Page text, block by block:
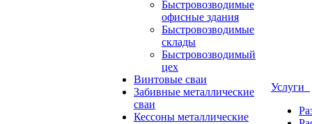
Быстровозводимые
офисные здания
Быстровозводимые
склады
Быстровозводимый
цех
Винтовые сваи
Забивные металлические
сваи
Кессоны металлические
Услуги